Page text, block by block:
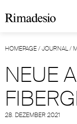
HOMEPAGE/JOURNAL/
NEUE
28. DEZEMBER 2021